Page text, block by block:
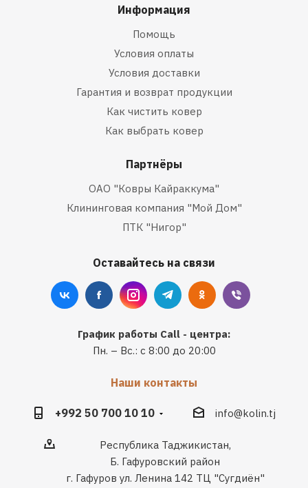
Информация
Помощь
Условия оплаты
Условия доставки
Гарантия и возврат продукции
Как чистить ковер
Как выбрать ковер
Партнёры
ОАО "Ковры Кайраккума"
Клининговая компания "Мой Дом"
ПТК "Нигор"
Оставайтесь на связи
График работы Call - центра:
Пн. – Вс.: с 8:00 до 20:00
Наши контакты
+992 50 700 10 10 info@kolin.tj
Республика Таджикистан,
Б. Гафуровский район
г. Гафуров ул. Ленина 142 ТЦ "Сугдиён"